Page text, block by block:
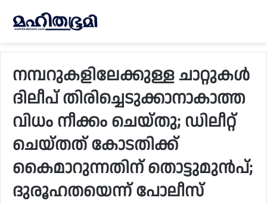
നമ്പറുകളിലേക്കുള്ള ചാറ്റുകൾ
ദിലീപ് തിരിച്ചെടുക്കാനാകാത്ത
വിധം നീക്കം ചെയ്തു; ഡിലീറ്റ്
ചെയ്തത് കോടതിക്ക്
കൈമാറുന്നതിന് തൊട്ടുമുൻപ്;
ദുരൂഹതയെന്ന് പോലീസ്